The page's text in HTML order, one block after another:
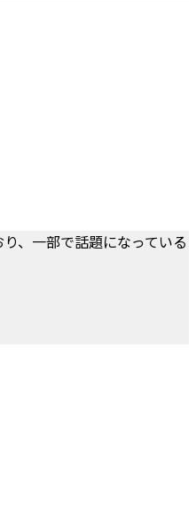
、一部で話題になっている